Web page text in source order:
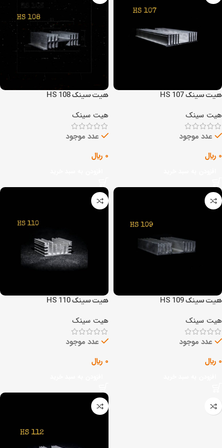
هیت سینک HS 107
هیت سینک
عدد موجود
0 ﷼
هیت سینک HS 108
هیت سینک
عدد موجود
0 ﷼
هیت سینک HS 109
هیت سینک
عدد موجود
0 ﷼
هیت سینک HS 110
هیت سینک
عدد موجود
0 ﷼